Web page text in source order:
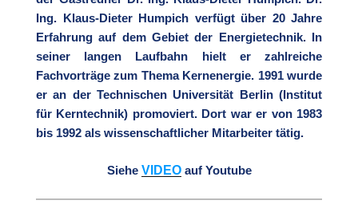
Ing. Klaus-Dieter Humpich verfügt über 20 Jahre
Erfahrung auf dem Gebiet der Energietechnik. In
seiner langen Laufbahn hielt er zahlreiche
Fachvorträge zum Thema Kernenergie. 1991 wurde
er an der Technischen Universität Berlin (Institut
für Kerntechnik) promoviert. Dort war er von 1983
bis 1992 als wissenschaftlicher Mitarbeiter tätig.
Siehe VIDEOauf Youtube